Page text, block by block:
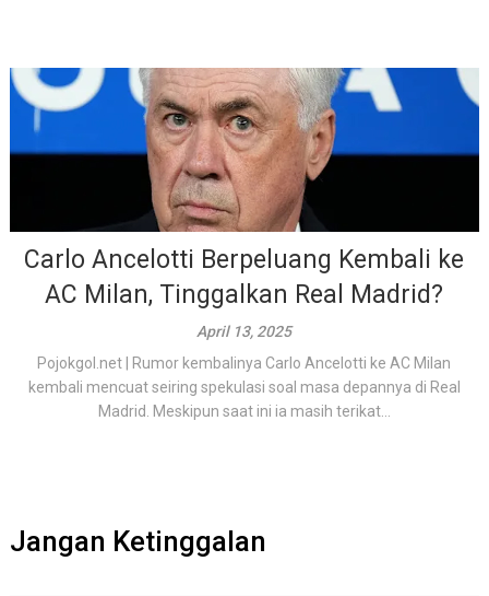
Carlo Ancelotti Berpeluang Kembali ke
AC Milan, Tinggalkan Real Madrid?
April 13, 2025
Pojokgol.net | Rumor kembalinya Carlo Ancelotti ke AC Milan
kembali mencuat seiring spekulasi soal masa depannya di Real
Madrid. Meskipun saat ini ia masih terikat...
Jangan Ketinggalan